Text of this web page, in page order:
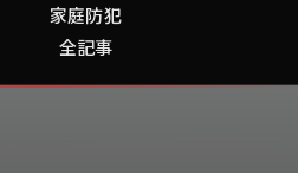
家庭防犯
全記事